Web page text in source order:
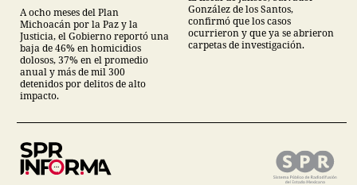
A ocho meses del Plan
Michoacán por la Paz y la
Justicia, el Gobierno reportó una
baja de 46% en homicidios
dolosos, 37% en el promedio
anual y más de mil 300
detenidos por delitos de alto
impacto.
González de los Santos,
confirmó que los casos
ocurrieron y que ya se abrieron
carpetas de investigación.